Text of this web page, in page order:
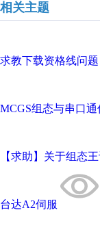
相关主题
求教下载资格线问题
MCGS组态与串口通
【求助】关于组态
台达A2伺服